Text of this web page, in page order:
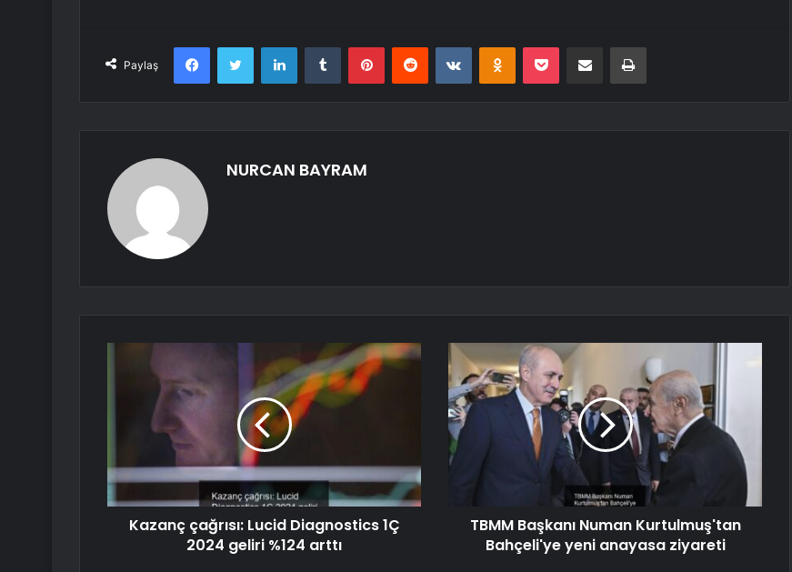
Paylaş
FacebookTwitter LinkedInTumblr PinterestReddit VKontakteOdnoklassniki
Pocket E-Posta ile paylaş Yazdır
NURCAN BAYRAM
Kazanç çağrısı: Lucid Diagnostics 1Ç
2024 geliri %124 arttı
TBMM Başkanı Numan Kurtulmuş'tan
Bahçeli'ye yeni anayasa ziyareti